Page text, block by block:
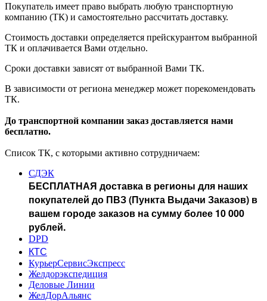
Покупатель имеет право выбрать любую транспортную
компанию (ТК) и самостоятельно рассчитать доставку.
Стоимость доставки определяется прейскурантом выбранной
ТК и оплачивается Вами отдельно.
Сроки доставки зависят от выбранной Вами ТК.
В зависимости от региона менеджер может порекомендовать
ТК.
До транспортной компании заказ доставляется нами
бесплатно.
Список ТК, с которыми активно сотрудничаем:
СДЭК
БЕСПЛАТНАЯ доставка в регионы для наших
покупателей до ПВЗ (Пункта Выдачи Заказов) в
вашем городе заказов на сумму более 10 000
рублей.
DPD
КТС
КурьерСервисЭкспресс
Желдорэкспедиция
Деловые Линии
ЖелДорАльянс